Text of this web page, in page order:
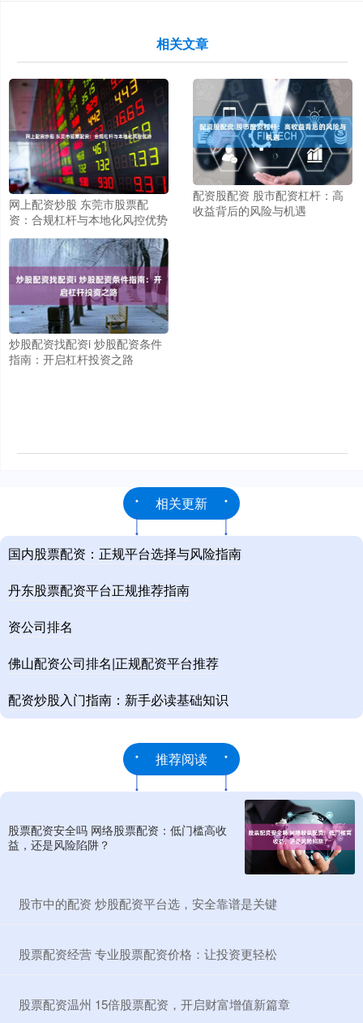
相关文章
网上配资炒股 东莞市股票配
资：合规杠杆与本地化风控优势
配资股配资 股市配资杠杆：高
收益背后的风险与机遇
炒股配资找配资i 炒股配资条件
指南：开启杠杆投资之路
相关更新
国内股票配资：正规平台选择与风险指南
丹东股票配资平台正规推荐指南
资公司排名
佛山配资公司排名|正规配资平台推荐
配资炒股入门指南：新手必读基础知识
推荐阅读
股票配资安全吗 网络股票配资：低门槛高收
益，还是风险陷阱？
​股市中的配资 炒股配资平台选，安全靠谱是关键
​股票配资经营 专业股票配资价格：让投资更轻松
​股票配资温州 15倍股票配资，开启财富增值新篇章